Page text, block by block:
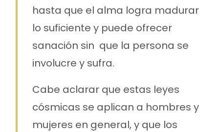
hasta que el alma logra madurar
lo suficiente y puede ofrecer
sanación sin que la persona se
involucre y sufra.
Cabe aclarar que estas leyes
cósmicas se aplican a hombres y
mujeres en general, y que los